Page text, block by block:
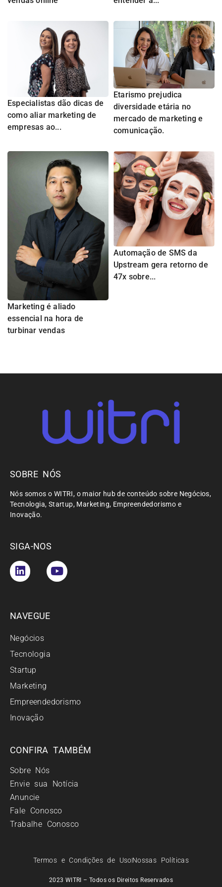
Especialistas dão dicas de
como aliar marketing de
empresas ao...
Etarismo prejudica
diversidade etária no
mercado de marketing e
comunicação.
Marketing é aliado
essencial na hora de
turbinar vendas
Automação de SMS da
Upstream gera retorno de
47x sobre...
SOBRE NÓS
Nós somos o WITRI, o maior hub de conteúdo sobre Negócios,
Tecnologia, Startup, Marketing, Empreendedorismo e
Inovação.
SIGA-NOS
NAVEGUE
Negócios
Tecnologia
Startup
Marketing
Empreendedorismo
Inovação
CONFIRA TAMBÉM
Sobre Nós
Envie sua Notícia
Anuncie
Fale Conosco
Trabalhe Conosco
Termos e Condições de UsoNossas Políticas
2023 WITRI – Todos os Direitos Reservados